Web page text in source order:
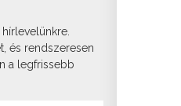
és rendszeresen
a legfrissebb